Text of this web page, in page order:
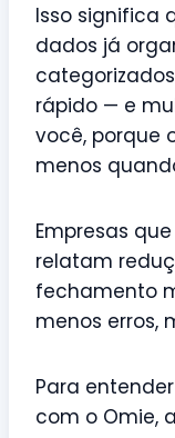
Isso significa
dados já
rápido — e
você, porque
menos
Empresas
relatam
fechamento
menos erros,
Para
com o Omie,